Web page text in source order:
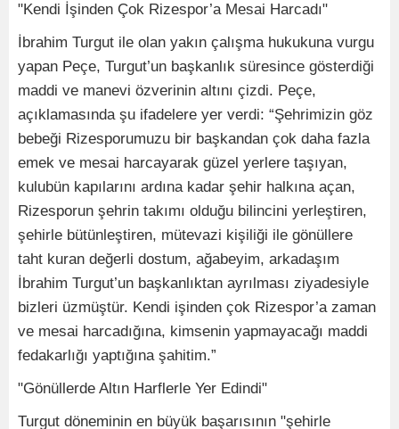
"Kendi İşinden Çok Rizespor’a Mesai Harcadı"
İbrahim Turgut ile olan yakın çalışma hukukuna vurgu
yapan Peçe, Turgut’un başkanlık süresince gösterdiği
maddi ve manevi özverinin altını çizdi. Peçe,
açıklamasında şu ifadelere yer verdi: “Şehrimizin göz
bebeği Rizesporumuzu bir başkandan çok daha fazla
emek ve mesai harcayarak güzel yerlere taşıyan,
kulubün kapılarını ardına kadar şehir halkına açan,
Rizesporun şehrin takımı olduğu bilincini yerleştiren,
şehirle bütünleştiren, mütevazi kişiliği ile gönüllere
taht kuran değerli dostum, ağabeyim, arkadaşım
İbrahim Turgut’un başkanlıktan ayrılması ziyadesiyle
bizleri üzmüştür. Kendi işinden çok Rizespor’a zaman
ve mesai harcadığına, kimsenin yapmayacağı maddi
fedakarlığı yaptığına şahitim.”
"Gönüllerde Altın Harflerle Yer Edindi"
Turgut döneminin en büyük başarısının "şehirle